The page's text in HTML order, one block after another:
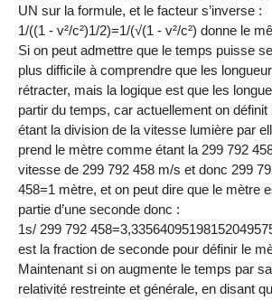
UN sur la formule, et le facteur s’inverse :
1/((1 - v²/c²)1/2)=1/(√(1 - v²/c²) donne le
Si on peut admettre que le temps puisse
plus difficile à comprendre que les
rétracter, mais la logique est que les
partir du temps, car actuellement on
étant la division de la vitesse lumière par
prend le mètre comme étant la 299 792
vitesse de 299 792 458 m/s et donc 299
458=1 mètre, et on peut dire que le mètre
partie d’une seconde donc :
1s/ 299 792
est la fraction de seconde pour définir le
Maintenant si on augmente le temps par
relativité restreinte et générale, en disant